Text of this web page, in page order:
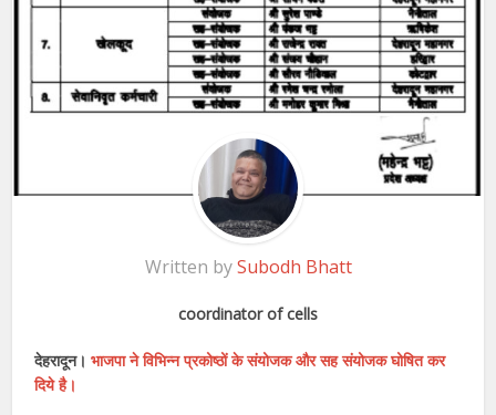
Written bySubodh Bhatt
coordinator of cells
देहरादून। भाजपा ने विभिन्न प्रकोष्ठों के संयोजक और सह संयोजक घोषित कर
दिये है।